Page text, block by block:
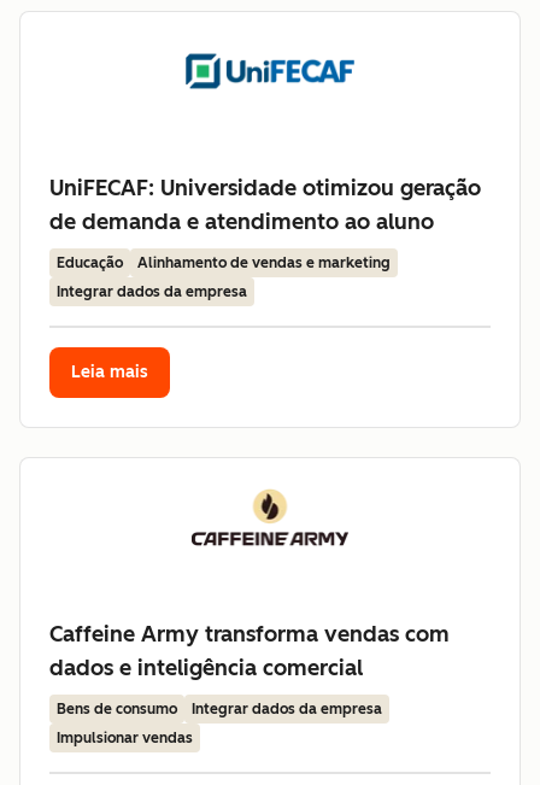
UniFECAF: Universidade otimizou geração
de demanda e atendimento ao aluno
Educação
Alinhamento de vendas e marketing
Integrar dados da empresa
Leia mais
Caffeine Army transforma vendas com
dados e inteligência comercial
Bens de consumo
Integrar dados da empresa
Impulsionar vendas